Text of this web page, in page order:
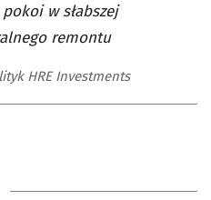
w słabszej
remontu
HRE Investments